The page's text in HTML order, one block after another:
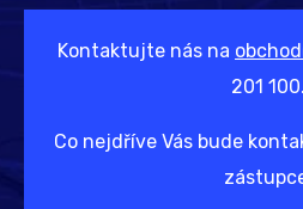
Kontaktujte nás na
201 100.
Co nejdříve Vás bude